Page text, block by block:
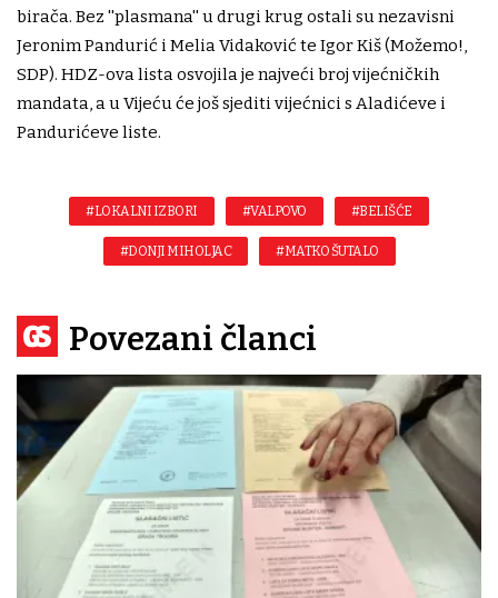
birača. Bez ''plasmana'' u drugi krug ostali su nezavisni
Jeronim Pandurić i Melia Vidaković te Igor Kiš (Možemo!,
SDP). HDZ-ova lista osvojila je najveći broj vijećničkih
mandata, a u Vijeću će još sjediti vijećnici s Aladićeve i
Pandurićeve liste.
#LOKALNI IZBORI #VALPOVO #BELIŠĆE
#DONJI MIHOLJAC #MATKO ŠUTALO
Povezani članci